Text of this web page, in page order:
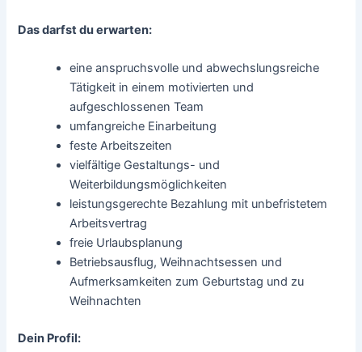
Das darfst du erwarten:
eine anspruchsvolle und abwechslungsreiche
Tätigkeit in einem motivierten und
aufgeschlossenen Team
umfangreiche Einarbeitung
feste Arbeitszeiten
vielfältige Gestaltungs- und
Weiterbildungsmöglichkeiten
leistungsgerechte Bezahlung mit unbefristetem
Arbeitsvertrag
freie Urlaubsplanung
Betriebsausflug, Weihnachtsessen und
Aufmerksamkeiten zum Geburtstag und zu
Weihnachten
Dein Profil: